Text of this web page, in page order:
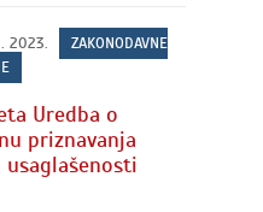
2023.
ZAKONODAVNE
Uredba o
priznavanja